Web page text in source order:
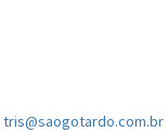
tris@saogotardo.com.br